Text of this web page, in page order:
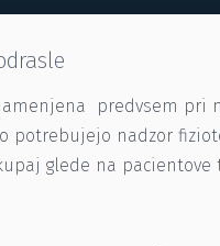
predvsem pri
potrebujejo nadzor
glede na pacientove